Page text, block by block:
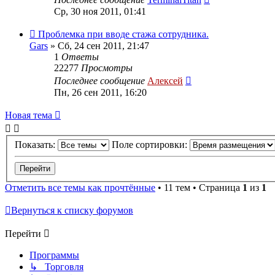
Ср, 30 ноя 2011, 01:41
Проблемка при вводе стажа сотрудника.
Gars » Сб, 24 сен 2011, 21:47
1 Ответы
22277 Просмотры
Последнее сообщение Алексей
Пн, 26 сен 2011, 16:20
Новая тема
Показать: Поле сортировки:
Отметить все темы как прочтённые • 11 тем • Страница 1 из 1
Вернуться к списку форумов
Перейти
Программы
↳ Торговля